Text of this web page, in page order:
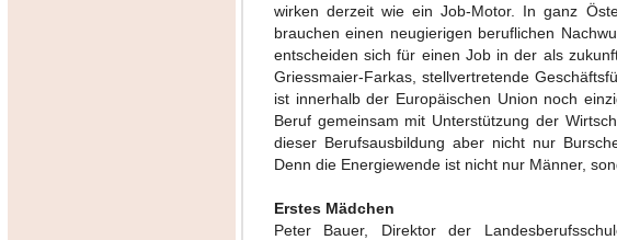
wirken derzeit wie ein Job-Motor. In ganz
brauchen einen neugierigen beruflichen
entscheiden sich für einen Job in der als
Griessmaier-Farkas, stellvertretende
ist innerhalb der Europäischen Union noch
Beruf gemeinsam mit Unterstützung der
dieser Berufsausbildung aber nicht nur
Denn die Energiewende ist nicht nur Männer,
Erstes Mädchen
Peter Bauer, Direktor der